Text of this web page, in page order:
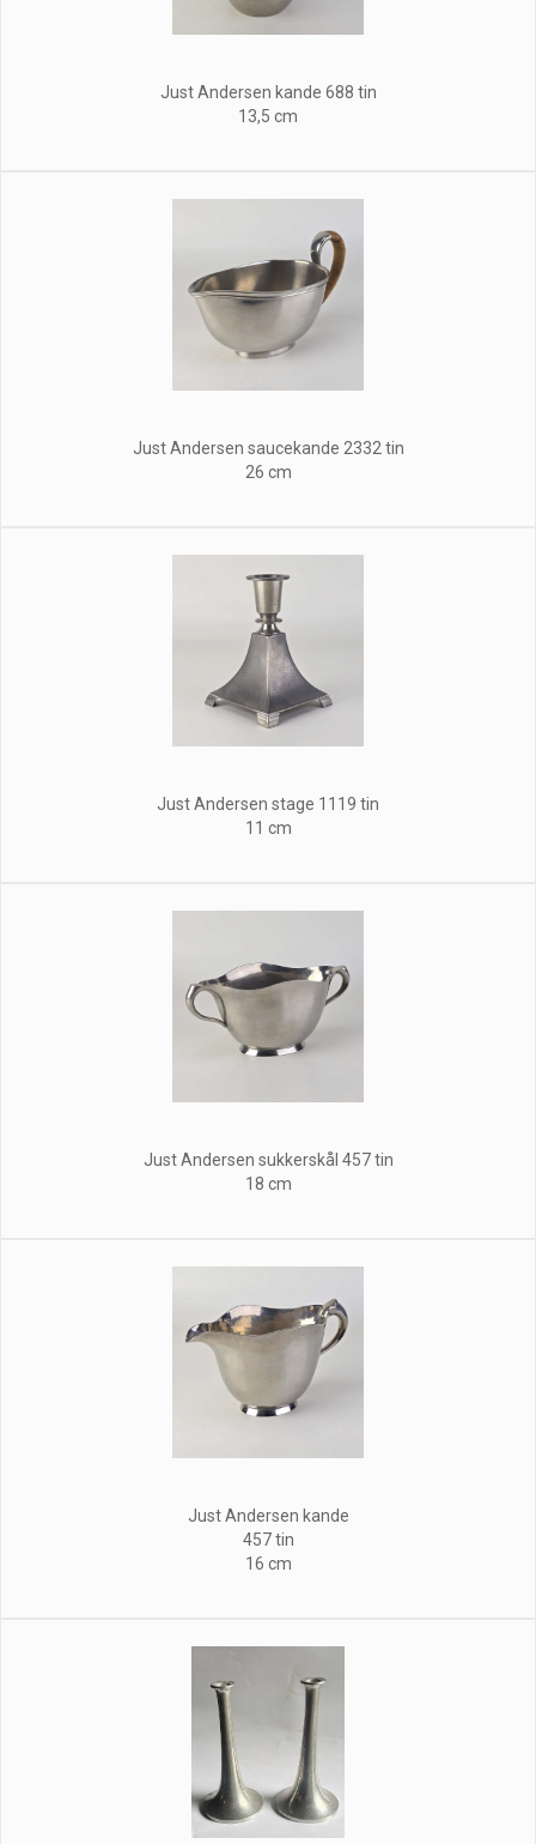
Just Andersen kande 688 tin
13,5 cm
Just Andersen saucekande 2332 tin
26 cm
Just Andersen stage 1119 tin
11 cm
Just Andersen sukkerskål 457 tin
18 cm
Just Andersen kande
457 tin
16 cm